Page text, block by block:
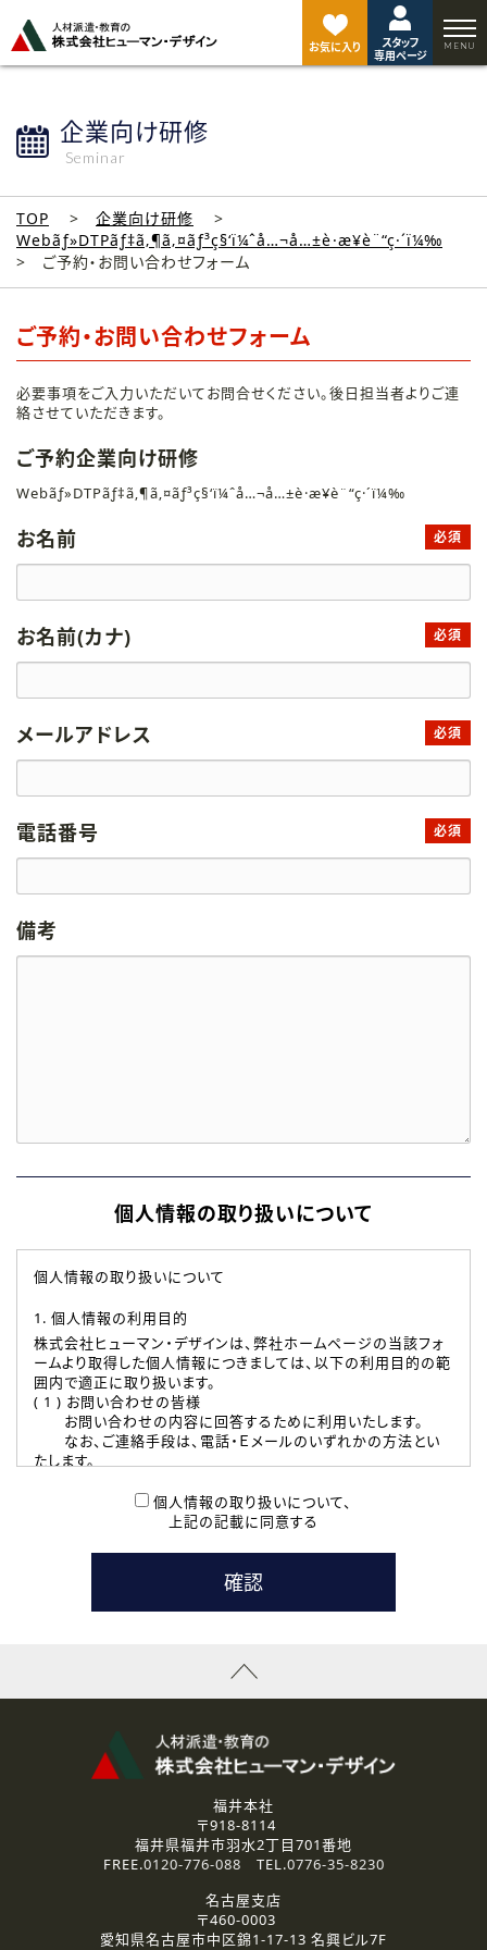
お気に入り
スタッフ
専用ページ
企業向け研修
Seminar
TOP
企業向け研修
Webãƒ»DTPãƒ‡ã‚¶ã‚¤ãƒ³ç§‘ï¼ˆå…¬å…±è·æ¥­è¨“ç·´ï¼‰
ご予約・お問い合わせフォーム
ご予約・お問い合わせフォーム
必要事項をご入力いただいてお問合せください。後日担当者よりご連
絡させていただきます。
ご予約企業向け研修
Webãƒ»DTPãƒ‡ã‚¶ã‚¤ãƒ³ç§‘ï¼ˆå…¬å…±è·æ¥­è¨“ç·´ï¼‰
お名前 必須
お名前(カナ) 必須
メールアドレス 必須
電話番号 必須
備考
個人情報の取り扱いについて
個人情報の取り扱いについて
1. 個人情報の利用目的
株式会社ヒューマン・デザインは、弊社ホームページの当該フォ
ームより取得した個人情報につきましては、以下の利用目的の範
囲内で適正に取り扱います。
( 1 ) お問い合わせの皆様
お問い合わせの内容に回答するために利用いたします。
なお、ご連絡手段は、電話・Ｅメールのいずれかの方法とい
たします。
本登録に関するご連絡および本登録時の参考情報として利
たします。
( 3 ) スタッフ派遣を検討されている企業の皆様
お問い合わせの内容に回答するために利用いたします。
なお、ご連絡手段は、電話・Ｅメールのいずれかの方法とい
資料送付、受講相談に関するご連絡のために利用いたしま
その他、お問い合わせの内容に回答するために利用いたし
なお、ご連絡手段は、電話・Ｅメールのいずれかの方法とい
2.個人情報の第三者提供
ご提供いただいた個人情報は、法令等の規定に従う場合を除き、
3.個人情報の取り扱いの委託
弊社の定める個人情報保護の評価基準を満たした委託先に、個
個人情報の取り扱いについて、
上記の記載に同意する
ジ
ト
福井本社
〒918-8114
福井県福井市羽水2丁目701番地
FREE.0120-776-088 TEL.0776-35-8230
名古屋支店
〒460-0003
愛知県名古屋市中区錦1-17-13 名興ビル7F